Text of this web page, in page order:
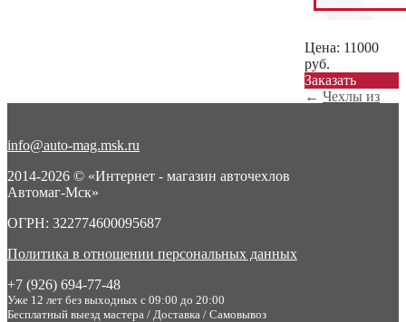
Цена: 11000
руб.
Заказать
← Чехлы из
info@auto-mag.msk.ru
2014-2026 © «Интернет - магазин авточехлов
Автомаг-Мск»
ОГРН: 322774600095687
Политика в отношении персональных данных
+7 (926) 694-77-48
Уже 12 лет без выходных с 09:00 до 20:00
Бесплатный выезд мастера / Доставка / Самовывоз